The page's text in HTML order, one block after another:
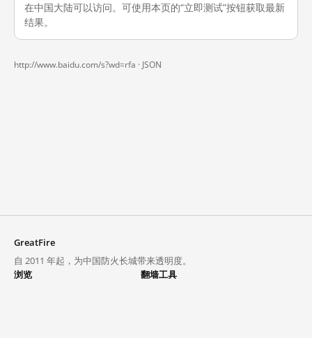
在中国大陆可以访问。可使用本页的“立即测试”按钮获取最新
结果。
http://www.baidu.com/s?wd=rfa · JSON
GreatFire
自 2011 年起，为中国防火长城带来透明度。
浏览
翻墙工具